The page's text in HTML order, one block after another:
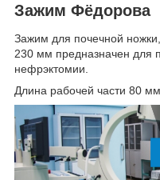
Зажим Фёдорова
Зажим для почечной
230 мм предназначен для
нефрэктомии.
Длина рабочей части 80